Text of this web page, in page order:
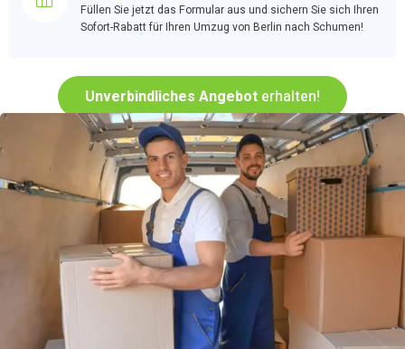
Füllen Sie jetzt das Formular aus und sichern Sie sich Ihren
Sofort-Rabatt für Ihren Umzug von Berlin nach Schumen!
Unverbindliches Angebot erhalten!